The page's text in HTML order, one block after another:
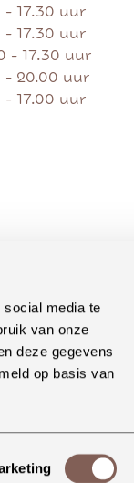
media te
van onze
deze gegevens
op basis van
- 17.30 uur
- 17.30 uur
- 17.30 uur
- 20.00 uur
- 17.00 uur